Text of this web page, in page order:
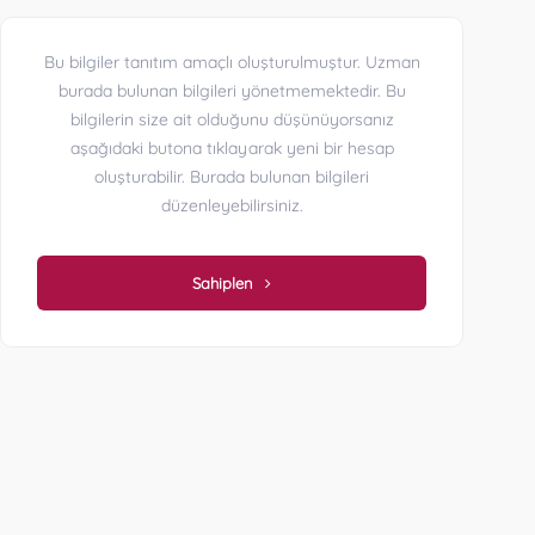
Bu bilgiler tanıtım amaçlı oluşturulmuştur. Uzman
burada bulunan bilgileri yönetmemektedir. Bu
bilgilerin size ait olduğunu düşünüyorsanız
aşağıdaki butona tıklayarak yeni bir hesap
oluşturabilir. Burada bulunan bilgileri
düzenleyebilirsiniz.
Sahiplen